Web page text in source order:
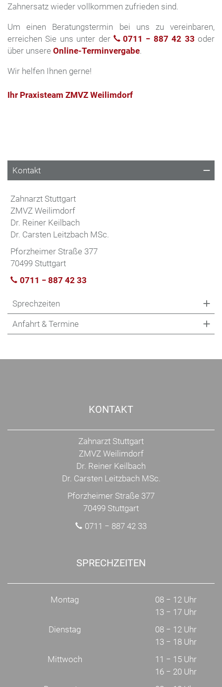
Zahnersatz wieder vollkommen zufrieden sind.
Um einen Beratungstermin bei uns zu vereinbaren,
erreichen Sie uns unter der
0711 − 887 42 33 oder
über unsere Online-Terminvergabe.
Wir helfen Ihnen gerne!
Ihr Praxisteam ZMVZ Weilimdorf
Kontakt
Zahnarzt Stuttgart
ZMVZ Weilimdorf
Dr. Reiner Keilbach
Dr. Carsten Leitzbach MSc.
Pforzheimer Straße 377
70499 Stuttgart
0711 − 887 42 33
Sprechzeiten
Anfahrt & Termine
KONTAKT
Zahnarzt Stuttgart
ZMVZ Weilimdorf
Dr. Reiner Keilbach
Dr. Carsten Leitzbach MSc.
Pforzheimer Straße 377
70499 Stuttgart
0711 − 887 42 33
SPRECHZEITEN
Montag
08 − 12 Uhr
13 − 17 Uhr
Dienstag
08 − 12 Uhr
13 − 18 Uhr
Mittwoch
11 − 15 Uhr
16 − 20 Uhr